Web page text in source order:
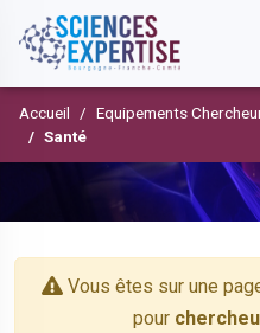
Accueil
Equipements
Santé
Vous êtes sur une
pour